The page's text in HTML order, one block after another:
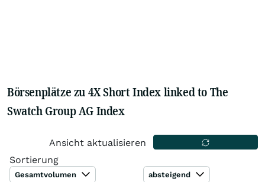
Börsenplätze zu 4X Short Index linked to The
Swatch Group AG Index
Ansicht aktualisieren
Sortierung
Gesamtvolumen absteigend